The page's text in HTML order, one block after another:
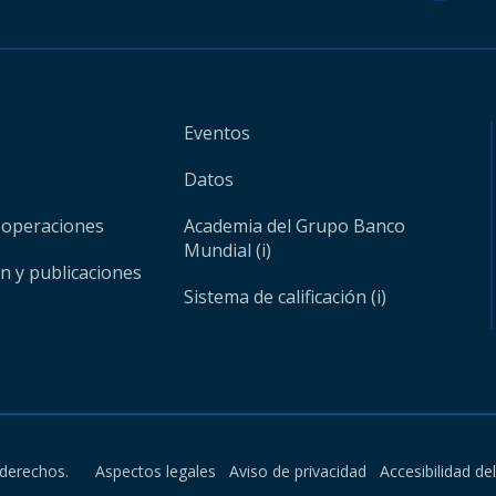
y publicaciones
Eventos
Datos
Academia del Grupo Banco
Mundial (i)
Sistema de calificación (i)
Aspectos legales Aviso de privacidad Accesibilidad